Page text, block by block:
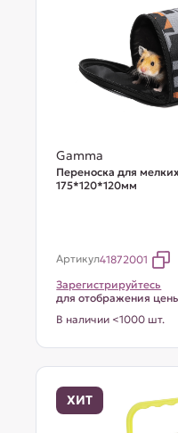
Gamma
Переноска для
175*120*120мм
Артикул41872001
Зарегистрируйтесь
для отображения
В наличии <1000 шт.
ХИТ